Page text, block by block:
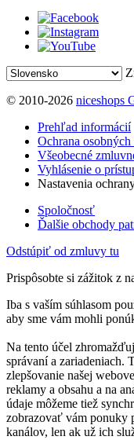
© 2010-2026 niceshops
Prehľad informácií
Ochrana
Všeobecné
Vyhlásenie o
Nastavenia
Spoločnosť
Ďalšie obchody
Odstúpiť od zmluvy tu
Prispôsobte si zážitok z
Iba s vaším súhlasom
aby sme vám mohli
Na tento účel
správaní a zariadeniach.
zlepšovanie našej
reklamy a obsahu a na
údaje môžeme tiež
zobrazovať vám ponuky
kanálov, len ak už ich